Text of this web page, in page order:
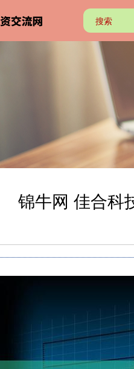
锦牛网 佳合科